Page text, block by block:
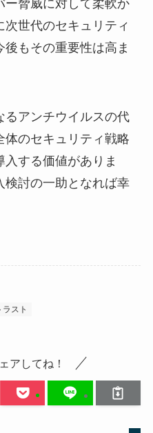
ー脅威に対して柔軟か
世代のセキュリティ
もその重要性は高ま
るアンチウイルスの代
体のセキュリティ戦略
する価値がありま
検討の一助となれば幸
スト
アしてね！